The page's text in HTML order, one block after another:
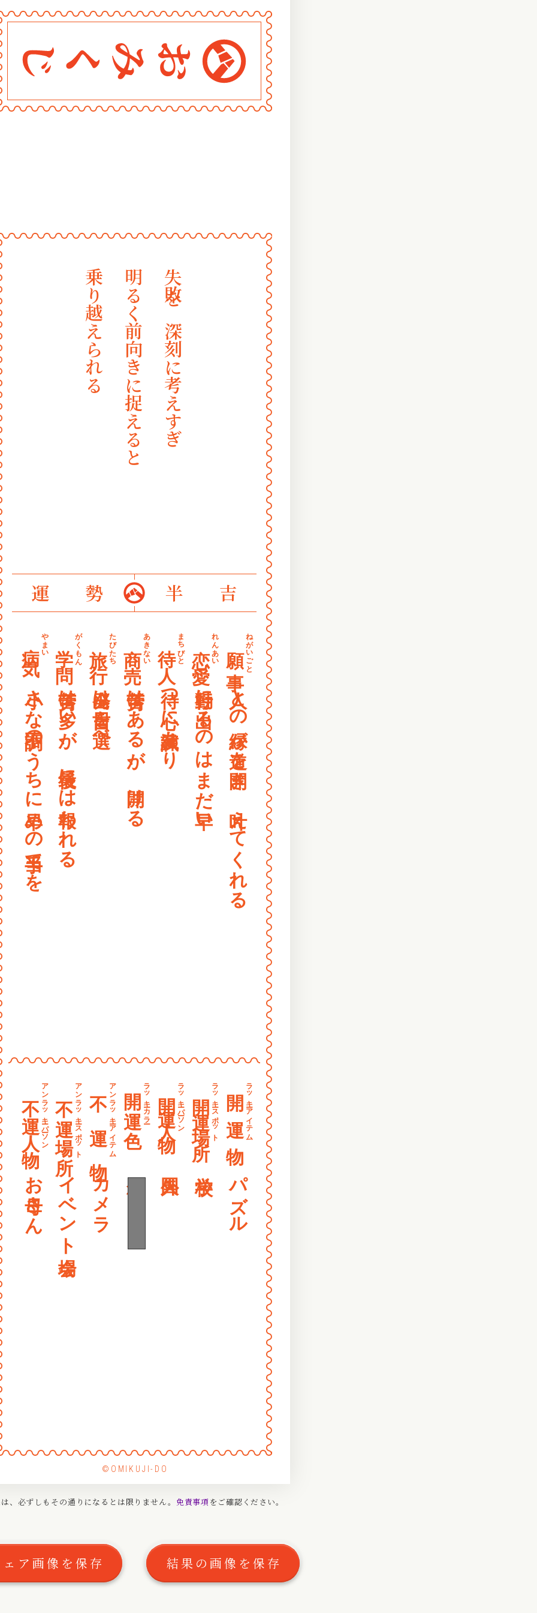
おみくじ堂
〰〰〰〰〰〰〰〰〰〰〰
〰〰〰〰〰〰〰〰〰〰〰
〰
〰
〰
〰
〰
失敗を深刻に考えすぎ
明るく前向きに捉えると
乗り越えられる
運勢 半吉
願事ねがいごと
人との縁が道を開き 叶えてくれる
れんあい
行動に出るのはまだ早い
まちびと
待つ心に試練あり
あきない
苦労はあるが、開ける
たびたち
出発は吉日を選べ
がくもん
苦労は多いが、最後には報われる
やまい
小さな不調のうちに早めの手当てを
〰〰〰〰〰〰〰〰〰〰〰〰〰〰
開 運 物ラッキーアイテム
パズル
開運場所ラッキースポット
開運人物ラッキーパーソン
開 運 色ラッキーカラー
不 運 物アンラッキーアイテム
カメラ
不運場所アンラッキースポット
イベント会場
不運人物アンラッキーパーソン
お母さん
〰〰〰〰〰〰〰〰〰〰〰〰
〰〰〰〰〰〰〰〰〰〰〰〰
〰
〰
〰
〰
〰
〰
〰
〰
〰
〰
〰
〰
〰
〰
〰
〰
〰
〰
〰
〰
〰
〰
〰
〰
〰
〰
〰
〰
〰
〰
〰
〰
〰
〰
〰
〰
〰
〰
〰
〰
〰
〰
〰
〰
〰
〰
〰
〰
〰
〰
〰
〰
〰
〰
〰
〰
〰
〰
〰
〰
©OMIKUJI-DO
、必ずしもその通りになるとは限りません。 免責事項をご確認ください。
ア画像を保存 結果の画像を保存